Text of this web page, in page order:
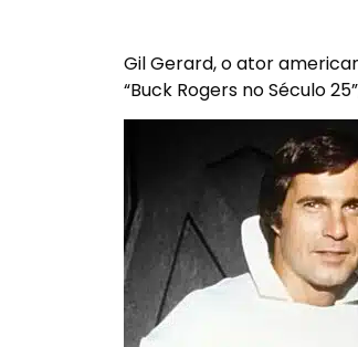
Gil Gerard, o ator
“Buck Rogers no Século